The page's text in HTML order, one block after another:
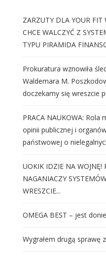
ZARZUTY DLA YOUR FIT
CHCE WALCZYĆ Z
TYPU PIRAMIDA
Prokuratura wznowiła
Waldemara M.
doczekamy się wreszcie
PRACA NAUKOWA:
opinii publicznej i
państwowej o
UOKIK IDZIE NA WOJNĘ!
NAGANIACZY
WRESZCIE...
OMEGA BEST – jest
Wygrałem drugą sprawę